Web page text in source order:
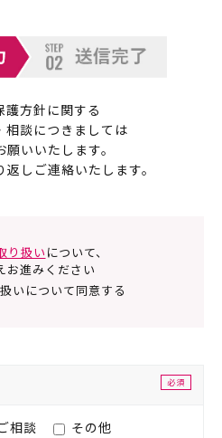
護方針に関する
相談につきましては
いいたします。
しご連絡いたします。
り扱い について、
お進みください
いについて同意する
必須
相談 その他